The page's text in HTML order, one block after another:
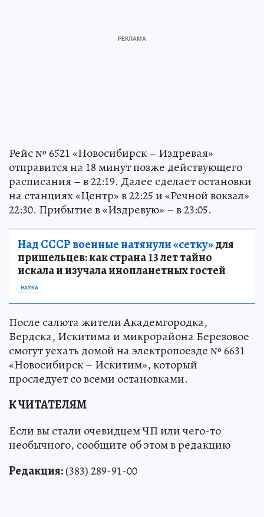
Рейс № 6521 «Новосибирск – Издревая»
отправится на 18 минут позже действующего
расписания – в 22:19. Далее сделает остановки
на станциях «Центр» в 22:25 и «Речной вокзал»
22:30. Прибытие в «Издревую» – в 23:05.
Над СССР военные натянули «сетку»для
пришельцев: как страна 13 лет тайно
искала и изучала инопланетных гостей
НАУКА
После салюта жители Академгородка,
Бердска, Искитима и микрорайона Березовое
смогут уехать домой на электропоезде № 6631
«Новосибирск – Искитим», который
проследует со всеми остановками.
К ЧИТАТЕЛЯМ
Если вы стали очевидцем ЧП или чего-то
необычного, сообщите об этом в редакцию
Редакция:(383) 289-91-00